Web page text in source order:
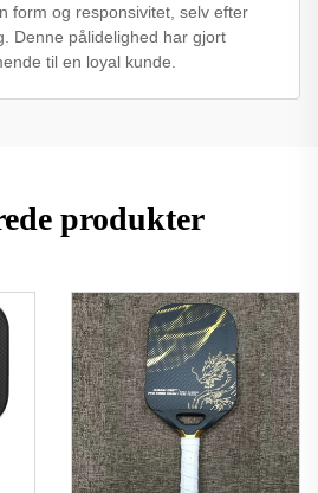
form og responsivitet, selv efter
Denne pålidelighed har gjort
til en loyal kunde.
produkter